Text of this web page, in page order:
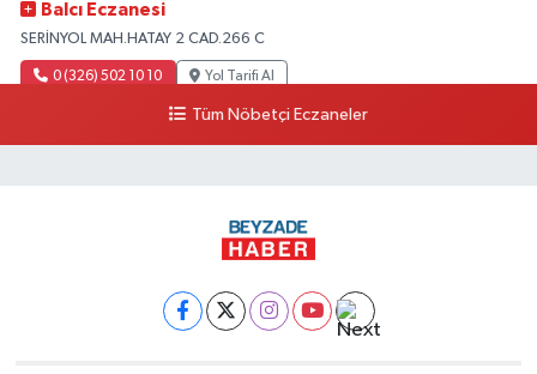
Balcı Eczanesi
SERİNYOL MAH.HATAY 2 CAD.266 C
0 (326) 502 10 10 Yol Tarifi Al
SARILAR MAHALLESİ GÜNDÜZ CADDESİ 18 A
Yol Tarifi Al
Tüm Nöbetçi Eczaneler